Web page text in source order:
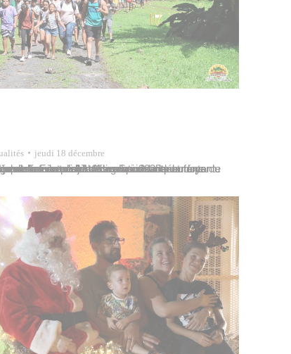
jeudi 18 décembre
communal Ados Sport se sont retrouvés mercredi 17 décembre 2025 pour une belle randonnée pédestre au cœur de la verdoyante vallée de la Fautaua. Avec eux, soixante enfants du centre de vacances de Hitivainui et une cinquantaine de seniors. La matinée a débuté par un échauffement collectif…